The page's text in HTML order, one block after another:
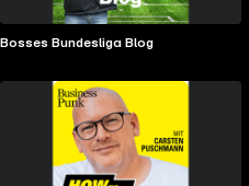
Bosses Bundesliga Blog